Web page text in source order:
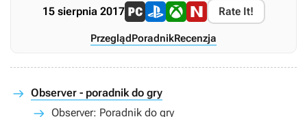
15 sierpnia 2017 Rate It!
PrzeglądPoradnikRecenzja
Observer - poradnik do gry
Observer: Poradnik do gry